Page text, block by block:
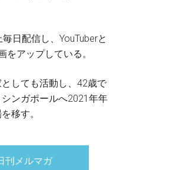
日配信し、YouTuberと
をアップしている。
しても活動し、42歳で
ンガポールへ2021年年
移す。
刊メルマガ